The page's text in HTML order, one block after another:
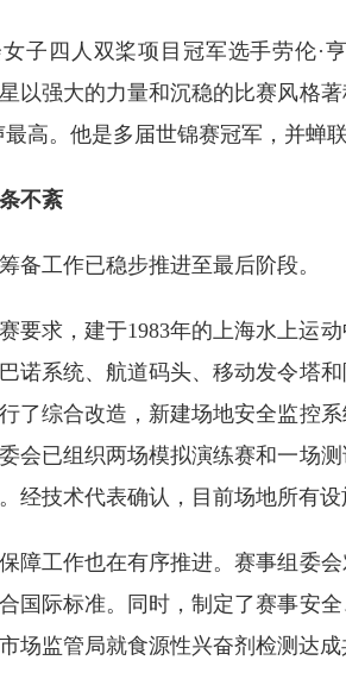
子四人双桨项目冠军选手劳伦·
以强大的力量和沉稳的比赛风格
最高。他是多届世锦赛冠军，并蝉
不紊
备工作已稳步推进至最后阶段。
要求，建于1983年的上海水上运
诺系统、航道码头、移动发令塔
了综合改造，新建场地安全监控
会已组织两场模拟演练赛和一场
经技术代表确认，目前场地所有
障工作也在有序推进。赛事组委
国际标准。同时，制定了赛事安
场监管局就食源性兴奋剂检测达